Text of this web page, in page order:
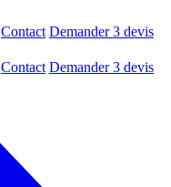
Contact Demander 3 devis
Contact Demander 3 devis